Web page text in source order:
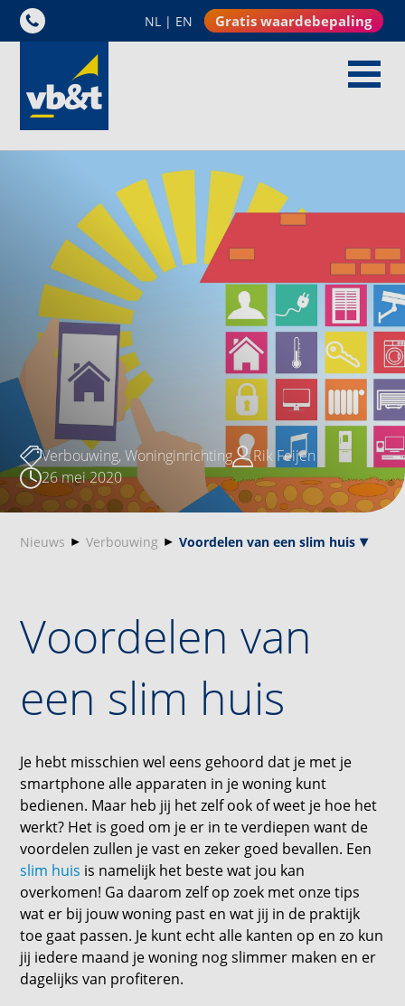
NL | EN Gratis waardebepaling
Verbouwing,Woninginrichting
Rik Feijen
26 mei 2020
Nieuws Verbouwing Voordelen van een slim huis
Voordelen van
een slim huis
Je hebt misschien wel eens gehoord dat je met je
smartphone alle apparaten in je woning kunt
bedienen. Maar heb jij het zelf ook of weet je hoe het
werkt? Het is goed om je er in te verdiepen want de
voordelen zullen je vast en zeker goed bevallen. Een
slim huis is namelijk het beste wat jou kan
overkomen! Ga daarom zelf op zoek met onze tips
wat er bij jouw woning past en wat jij in de praktijk
toe gaat passen. Je kunt echt alle kanten op en zo kun
jij iedere maand je woning nog slimmer maken en er
dagelijks van profiteren.